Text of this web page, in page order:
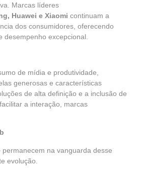
Marcas líderes
, Huawei e Xiaomi continuam a
dos consumidores, oferecendo
desempenho excepcional.
de mídia e produtividade,
generosas e características
de alta definição e a inclusão de
a interação, marcas
permanecem na vanguarda desse
evolução.